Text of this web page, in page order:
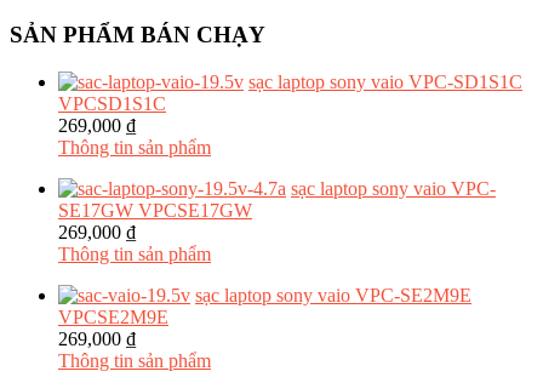
SẢN PHẨM BÁN CHẠY
sạc laptop sony vaio VPC-SD1S1C
VPCSD1S1C
269,000 ₫
Thông tin sản phẩm
sạc laptop sony vaio VPC-
SE17GW VPCSE17GW
269,000 ₫
Thông tin sản phẩm
sạc laptop sony vaio VPC-SE2M9E
VPCSE2M9E
269,000 ₫
Thông tin sản phẩm